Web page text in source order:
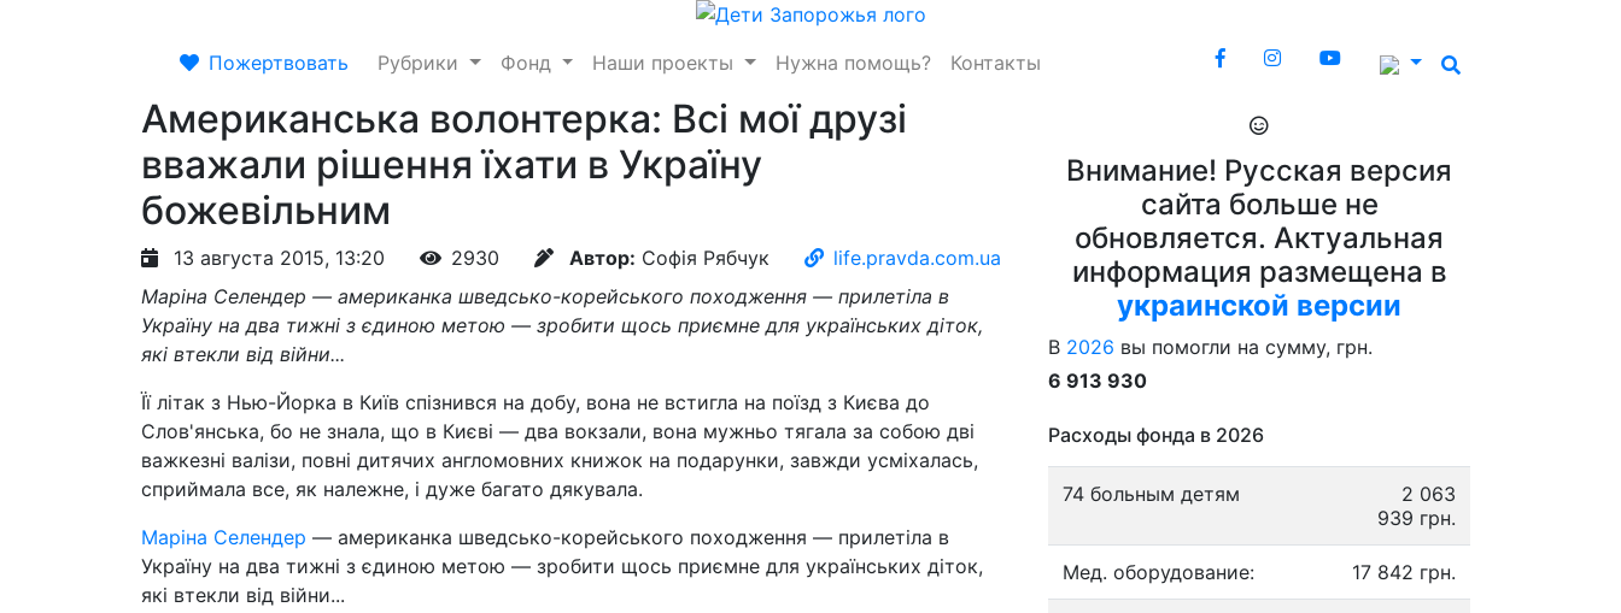
Пожертвовать Рубрики Фонд Наши проекты Нужна помощь? Контакты
Американська волонтерка: Всі мої друзі
вважали рішення їхати в Україну
божевільним
13 августа 2015, 13:20 2930 Автор: Софія Рябчук
life.pravda.com.ua
Маріна Селендер — американка шведсько-корейського походження — прилетіла в
Україну на два тижні з єдиною метою — зробити щось приємне для українських діток,
які втекли від війни...
Її літак з Нью-Йорка в Київ спізнився на добу, вона не встигла на поїзд з Києва до
Слов'янська, бо не знала, що в Києві — два вокзали, вона мужньо тягала за собою дві
важкезні валізи, повні дитячих англомовних книжок на подарунки, завжди усміхалась,
сприймала все, як належне, і дуже багато дякувала.
Маріна Селендер — американка шведсько-корейського походження — прилетіла в
Україну на два тижні з єдиною метою — зробити щось приємне для українських діток,
які втекли від війни...
Внимание! Русская версия
сайта больше не
обновляется. Актуальная
информация размещена в
украинской версии
В 2026 вы помогли на сумму, грн.
6 913 930
Расходы фонда в 2026
74 больным детям
2 063
939 грн.
Мед. оборудование: 17 842 грн.